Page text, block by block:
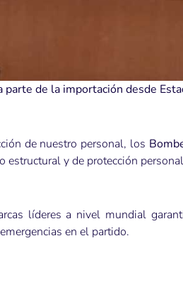
de la importación desde
de nuestro personal, los
estructural y de protección
líderes a nivel mundial
en el partido.